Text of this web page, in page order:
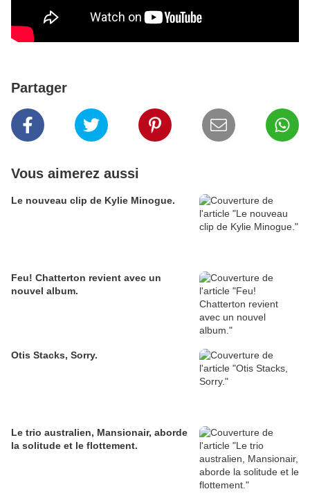
Partager
Vous aimerez aussi
Le nouveau clip de Kylie Minogue.
Feu! Chatterton revient avec un
nouvel album.
Otis Stacks, Sorry.
Le trio australien, Mansionair, aborde
la solitude et le flottement.